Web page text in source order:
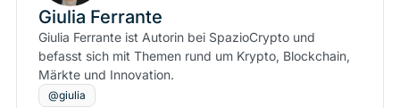
Giulia Ferrante
Giulia Ferrante ist Autorin bei SpazioCrypto und
befasst sich mit Themen rund um Krypto, Blockchain,
Märkte und Innovation.
@giulia